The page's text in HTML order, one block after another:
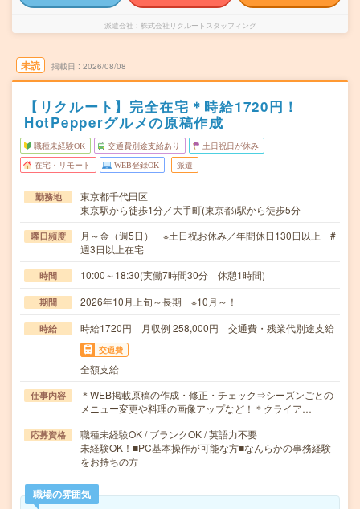
派遣会社 株式会社リクルートスタッフィング
未読 掲載日 2026/08/08
【リクルート】完全在宅＊時給1720円！
HotPepperグルメの原稿作成
職種未経験OK 交通費別途支給あり 土日祝日が休み
在宅・リモート WEB登録OK 派遣
勤務地
東京都千代田区
東京駅から徒歩1分／大手町(東京都)駅から徒歩5分
曜日頻度
月～金（週5日） ※土日祝お休み／年間休日130日以上 #
週3日以上在宅
時間 10:00～18:30(実働7時間30分 休憩1時間)
期間 2026年10月上旬～長期 ※10月～！
時給 時給1720円 月収例 258,000円 交通費・残業代別途支給
交通費
全額支給
仕事内容
＊WEB掲載原稿の作成・修正・チェック⇒シーズンごとの
メニュー変更や料理の画像アップなど！＊クライア…
応募資格
職種未経験OK / ブランクOK / 英語力不要
未経験OK！■PC基本操作が可能な方■なんらかの事務経験
をお持ちの方
職場の雰囲気